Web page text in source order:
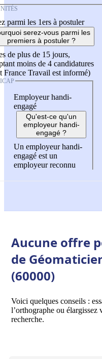
parmi les 1ers à postuler
serez-vous parmi les
premiers à postuler ?
de plus de 15 jours,
moins de 4 candidatures
France Travail est informé)
Employeur handi-
engagé
Qu'est-ce qu'un
employeur handi-
engagé ?
Un employeur handi-
engagé est un
employeur reconnu
Aucune offre
de
(60000)
Voici quelques conseils :
l’orthographe ou élargissez
recherche.